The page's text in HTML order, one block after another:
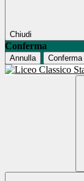
Chiudi
Conferma
Annulla Conferma